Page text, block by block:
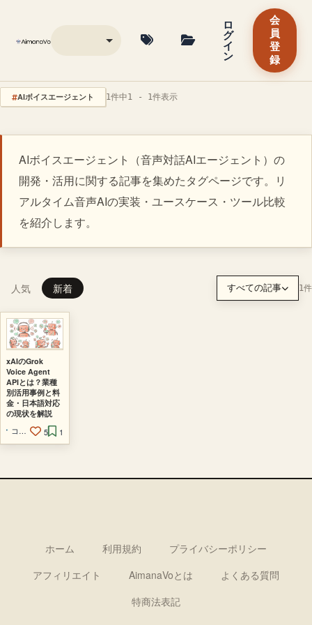
ロ
グ
イ
ン
会
員
登
録
AIボイスエージェント 1件中1 - 1件表示
AIボイスエージェント（音声対話AIエージェント）の
開発・活用に関する記事を集めたタグページです。リ
アルタイム音声AIの実装・ユースケース・ツール比較
を紹介します。
人気 新着 すべての記事 1件
xAIのGrok
Voice Agent
APIとは？業種
別活用事例と料
金・日本語対応
の現状を解説
コードを読まないAIエンジニア
5 1
ホーム 利用規約
プライバシーポリシー
アフィリエイト
AimanaVoとは
よくある質問
特商法表記